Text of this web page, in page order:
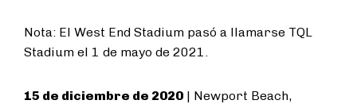
Nota: El West End Stadium pasó a llamarse TQL
Stadium el 1 de mayo de 2021.
15 de diciembre de 2020 | Newport Beach,